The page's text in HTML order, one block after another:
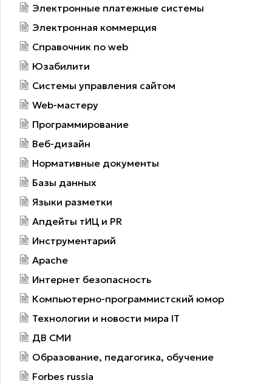
Электронные платежные системы
Электронная коммерция
Справочник по web
Юзабилити
Системы управления сайтом
Web-мастеру
Программирование
Веб-дизайн
Нормативные документы
Базы данных
Языки разметки
Апдейты тИЦ и PR
Инструментарий
Apache
Интернет безопасность
Компьютерно-программистский юмор
Технологии и новости мира IT
ДВ СМИ
Образование, педагогика, обучение
Forbes russia